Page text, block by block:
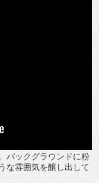
バックグラウンドに粉
な雰囲気を醸し出して